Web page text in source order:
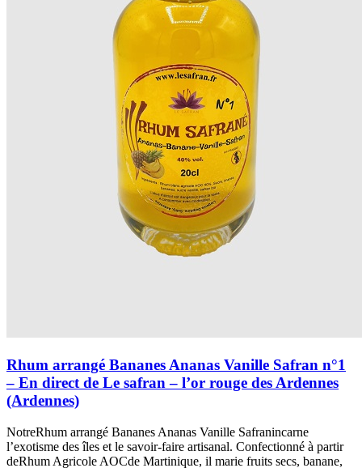
Rhum arrangé Bananes Ananas Vanille Safran n°1
– En direct de Le safran – l’or rouge des Ardennes
(Ardennes)
NotreRhum arrangé Bananes Ananas Vanille Safranincarne
l’exotisme des îles et le savoir-faire artisanal. Confectionné à partir
deRhum Agricole AOCde Martinique, il marie fruits secs, banane,